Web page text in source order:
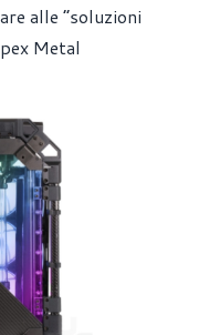
alle “soluzioni
Metal